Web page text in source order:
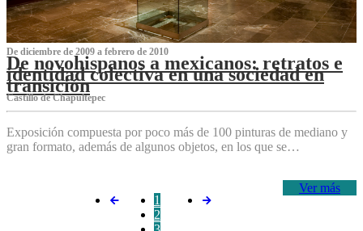
De diciembre de 2009 a febrero de 2010
De novohispanos a mexicanos: retratos e
identidad colectiva en una sociedad en
transición
Castillo de Chapultepec
Exposición compuesta por poco más de 100 pinturas de mediano y
gran formato, además de algunos objetos, en los que se…
Ver más
1
2